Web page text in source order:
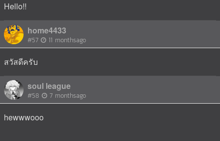
Hello!!
home4433
#57 11 monthsago
สวัสดีครับ
soul league
#58 7 monthsago
hewwwooo